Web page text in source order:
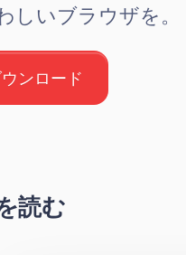
いブラウザを。
ンロード
読む